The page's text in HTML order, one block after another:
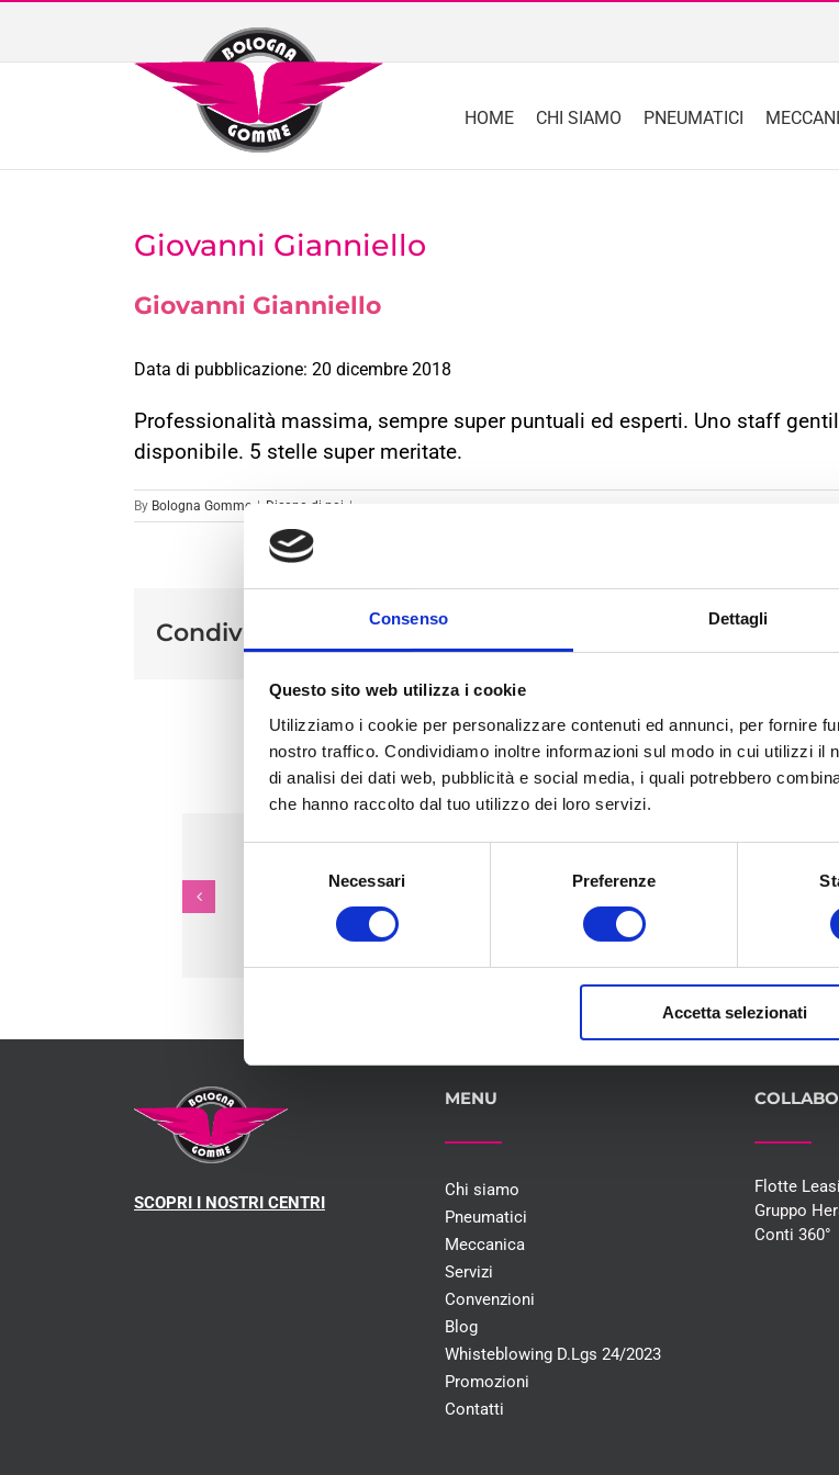
Consenso Dettagli
Questo sito web utilizza i cookie
Utilizziamo i cookie per personalizzare contenuti ed annunci, per fornire
nostro traffico. Condividiamo inoltre informazioni sul modo in cui utilizzi il
di analisi dei dati web, pubblicità e social media, i quali potrebbero
che hanno raccolto dal tuo utilizzo dei loro servizi.
Necessari Preferenze
Accetta selezionati
content
HOME CHI SIAMO PNEUMATICI
Giovanni Gianniello
Giovanni Gianniello
Data di pubblicazione: 20 dicembre 2018
Professionalità massima, sempre super puntuali ed esperti. Uno staff
disponibile. 5 stelle super meritate.
By Bologna Gomme | Dicono di noi |
Condividi sui social
Articoli correlati
Enrico
Bagli
SCOPRI I NOSTRI CENTRI
MENU
Chi siamo
Pneumatici
Meccanica
Servizi
Convenzioni
Blog
Whisteblowing D.Lgs 24/2023
Promozioni
Contatti
Flotte
Gruppo
Conti 360°